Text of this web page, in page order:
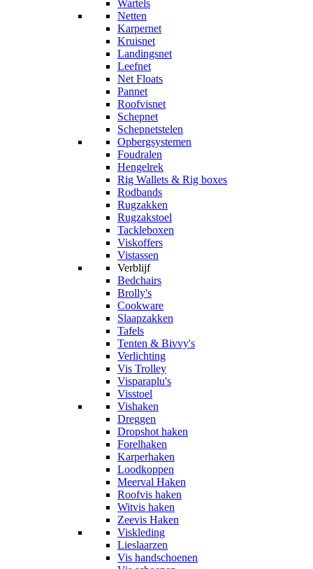
Wartels
Netten
Karpernet
Kruisnet
Landingsnet
Leefnet
Net Floats
Pannet
Roofvisnet
Schepnet
Schepnetstelen
Opbergsystemen
Foudralen
Hengelrek
Rig Wallets & Rig boxes
Rodbands
Rugzakken
Rugzakstoel
Tackleboxen
Viskoffers
Vistassen
Verblijf
Bedchairs
Brolly's
Cookware
Slaapzakken
Tafels
Tenten & Bivvy's
Verlichting
Vis Trolley
Visparaplu's
Visstoel
Vishaken
Dreggen
Dropshot haken
Forelhaken
Karperhaken
Loodkoppen
Meerval Haken
Roofvis haken
Witvis haken
Zeevis Haken
Viskleding
Lieslaarzen
Vis handschoenen